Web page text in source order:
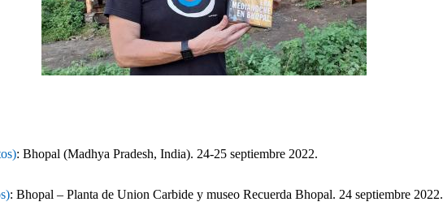
: Bhopal (Madhya Pradesh, India). 24-25 septiembre 2022.
: Bhopal – Planta de Union Carbide y museo Recuerda Bhopal. 24 septiembre 2022.